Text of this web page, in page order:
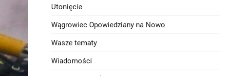
Utonięcie
Wągrowiec Opowiedziany na Nowo
Wasze tematy
Wiadomości